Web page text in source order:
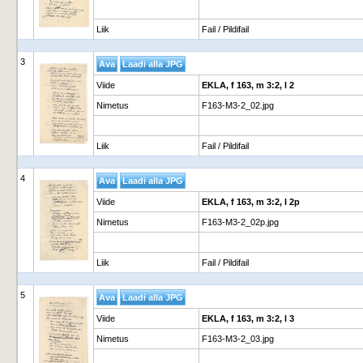
Liik Fail / Pildifail
3
Viide EKLA, f 163, m 3:2, l 2
Nimetus F163-M3-2_02.jpg
Liik Fail / Pildifail
4
Viide EKLA, f 163, m 3:2, l 2p
Nimetus F163-M3-2_02p.jpg
Liik Fail / Pildifail
5
Viide EKLA, f 163, m 3:2, l 3
Nimetus F163-M3-2_03.jpg